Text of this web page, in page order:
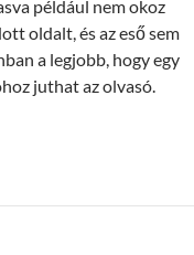
például nem okoz
oldalt, és az eső sem
a legjobb, hogy egy
juthat az olvasó.
szószaporítás, csak